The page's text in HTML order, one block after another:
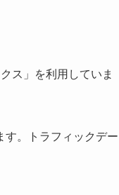
ス」を利用していま
す。トラフィックデー